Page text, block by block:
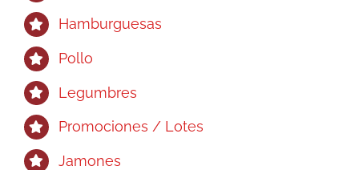
Hamburguesas
Pollo
Legumbres
Promociones / Lotes
Jamones